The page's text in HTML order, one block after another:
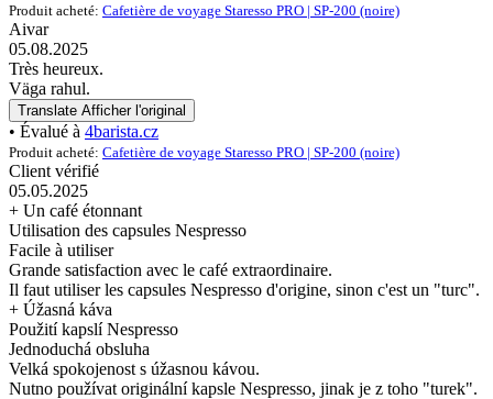
Produit acheté: Cafetière de voyage Staresso PRO | SP-200 (noire)
Aivar
05.08.2025
Très heureux.
Väga rahul.
Translate Afficher l'original
• Évalué à 4barista.cz
Produit acheté: Cafetière de voyage Staresso PRO | SP-200 (noire)
Client vérifié
05.05.2025
+ Un café étonnant
Utilisation des capsules Nespresso
Facile à utiliser
Grande satisfaction avec le café extraordinaire.
Il faut utiliser les capsules Nespresso d'origine, sinon c'est un "turc".
+ Úžasná káva
Použití kapslí Nespresso
Jednoduchá obsluha
Velká spokojenost s úžasnou kávou.
Nutno používat originální kapsle Nespresso, jinak je z toho "turek".